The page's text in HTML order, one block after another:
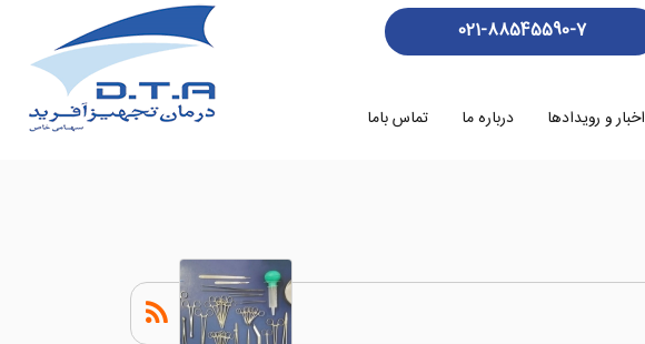
021-88545590-7
اخبار و رویدادها درباره ما تماس باما